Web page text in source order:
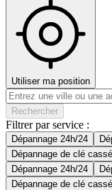
Utiliser ma position
Rechercher
Filtrer par service :
Dépannage 24h/24
Dépannage de clé
Dépannage 24h/24
Dépannage de clé